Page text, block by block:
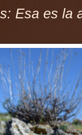
Esa es la